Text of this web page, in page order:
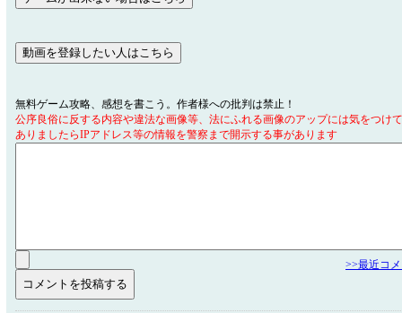
無料ゲーム攻略、感想を書こう。作者様への批判は禁止！
公序良俗に反する内容や違法な画像等、法にふれる画像のアップには気をつけ
ありましたらIPアドレス等の情報を警察まで開示する事があります
>>最近コ